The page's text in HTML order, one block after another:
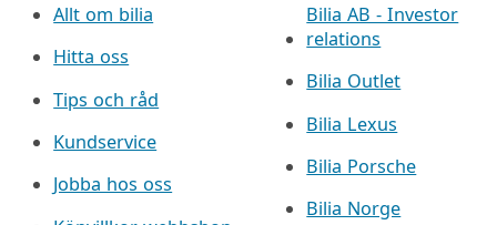
Allt om bilia
Hitta oss
Tips och råd
Kundservice
Jobba hos oss
Bilia AB - Investor
relations
Bilia Outlet
Bilia Lexus
Bilia Porsche
Bilia Norge